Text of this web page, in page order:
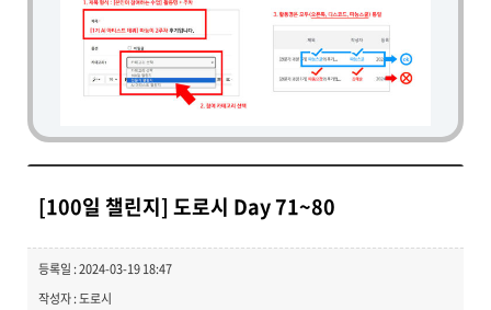
[100일 챌린지] 도로시 Day 71~80
등록일 : 2024-03-19 18:47
작성자 : 도로시